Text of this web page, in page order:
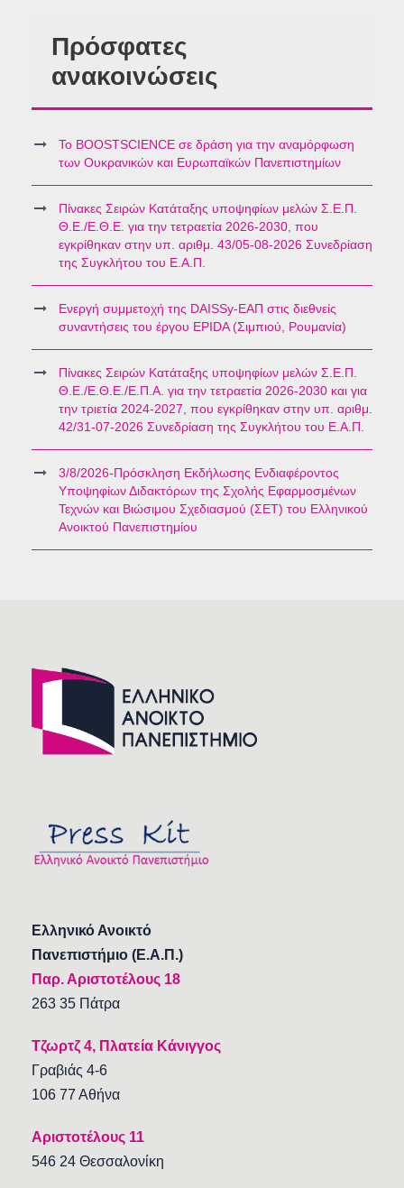
Πρόσφατες
ανακοινώσεις
Το BOOSTSCIENCE σε δράση για την αναμόρφωση
των Ουκρανικών και Ευρωπαϊκών Πανεπιστημίων
Πίνακες Σειρών Κατάταξης υποψηφίων μελών Σ.Ε.Π.
Θ.Ε./Ε.Θ.Ε. για την τετραετία 2026-2030, που
εγκρίθηκαν στην υπ. αριθμ. 43/05-08-2026 Συνεδρίαση
της Συγκλήτου του Ε.Α.Π.
Ενεργή συμμετοχή της DAISSy-ΕΑΠ στις διεθνείς
συναντήσεις του έργου EPIDA (Σιμπιού, Ρουμανία)
Πίνακες Σειρών Κατάταξης υποψηφίων μελών Σ.Ε.Π.
Θ.Ε./Ε.Θ.Ε./Ε.Π.Α. για την τετραετία 2026-2030 και για
την τριετία 2024-2027, που εγκρίθηκαν στην υπ. αριθμ.
42/31-07-2026 Συνεδρίαση της Συγκλήτου του Ε.Α.Π.
3/8/2026-Πρόσκληση Εκδήλωσης Ενδιαφέροντος
Υποψηφίων Διδακτόρων της Σχολής Εφαρμοσμένων
Τεχνών και Βιώσιμου Σχεδιασμού (ΣΕΤ) του Ελληνικού
Ανοικτού Πανεπιστημίου
Ελληνικό Ανοικτό
Πανεπιστήμιο (Ε.Α.Π.)
Παρ. Αριστοτέλους 18
263 35 Πάτρα
Τζωρτζ 4, Πλατεία Κάνιγγος
Γραβιάς 4-6
106 77 Αθήνα
Αριστοτέλους 11
546 24 Θεσσαλονίκη